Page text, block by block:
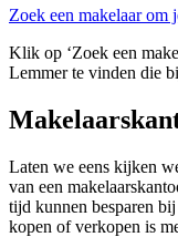
Zoek een makelaar om
Klik op ‘Zoek een
Lemmer te vinden die
Laten we eens kijken
van een
tijd kunnen besparen
kopen of verkopen is